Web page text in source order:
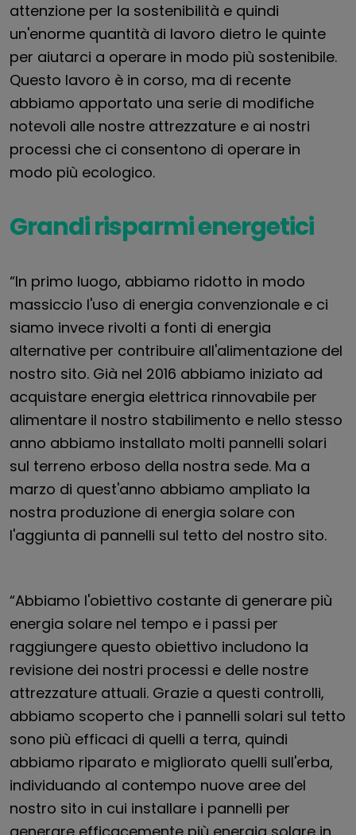
attenzione per la sostenibilità e quindi
un'enorme quantità di lavoro dietro le quinte
per aiutarci a operare in modo più sostenibile.
Questo lavoro è in corso, ma di recente
abbiamo apportato una serie di modifiche
notevoli alle nostre attrezzature e ai nostri
processi che ci consentono di operare in
modo più ecologico.
Grandi risparmi energetici
“In primo luogo, abbiamo ridotto in modo
massiccio l'uso di energia convenzionale e ci
siamo invece rivolti a fonti di energia
alternative per contribuire all'alimentazione del
nostro sito. Già nel 2016 abbiamo iniziato ad
acquistare energia elettrica rinnovabile per
alimentare il nostro stabilimento e nello stesso
anno abbiamo installato molti pannelli solari
sul terreno erboso della nostra sede. Ma a
marzo di quest'anno abbiamo ampliato la
nostra produzione di energia solare con
l'aggiunta di pannelli sul tetto del nostro sito.
“Abbiamo l'obiettivo costante di generare più
energia solare nel tempo e i passi per
raggiungere questo obiettivo includono la
revisione dei nostri processi e delle nostre
attrezzature attuali. Grazie a questi controlli,
abbiamo scoperto che i pannelli solari sul tetto
sono più efficaci di quelli a terra, quindi
abbiamo riparato e migliorato quelli sull'erba,
individuando al contempo nuove aree del
nostro sito in cui installare i pannelli per